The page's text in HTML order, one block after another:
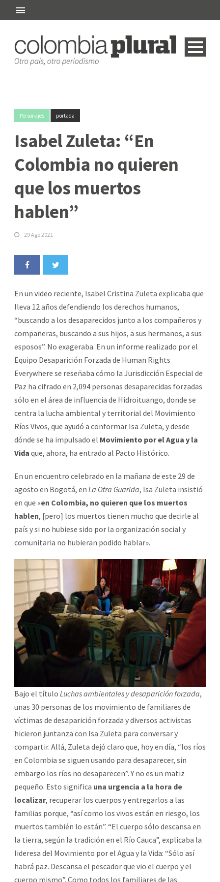
Personajes portada
Isabel Zuleta: “En
Colombia no quieren
que los muertos
hablen”
29 Ago 2021
En un video reciente, Isabel Cristina Zuleta explicaba que
lleva 12 años defendiendo los derechos humanos,
“buscando a los desaparecidos junto a los compañeros y
compañeras, buscando a sus hijos, a sus hermanos, a sus
esposos”. No exageraba. En un informe realizado por el
Equipo Desaparición Forzada de Human Rights
Everywhere se reseñaba cómo la Jurisdicción Especial de
Paz ha cifrado en 2,094 personas desaparecidas forzadas
sólo en el área de influencia de Hidroituango, donde se
centra la lucha ambiental y territorial del Movimiento
Ríos Vivos, que ayudó a conformar Isa Zuleta, y desde
dónde se ha impulsado el Movimiento por el Agua y la
Vida que, ahora, ha entrado al Pacto Histórico.
En un encuentro celebrado en la mañana de este 29 de
agosto en Bogotá, en La Otra Guarida, Isa Zuleta insistió
en que «en Colombia, no quieren que los muertos
hablen, [pero] los muertos tienen mucho que decirle al
país y si no hubiese sido por la organización social y
comunitaria no hubieran podido hablar».
Bajo el título Luchas ambientales y desaparición forzada,
unas 30 personas de los movimiento de familiares de
víctimas de desaparición forzada y diversos activistas
hicieron juntanza con Isa Zuleta para conversar y
compartir. Allá, Zuleta dejó claro que, hoy en día, “los ríos
en Colombia se siguen usando para desaparecer, sin
embargo los ríos no desaparecen”. Y no es un matiz
pequeño. Esto significa una urgencia a la hora de
localizar, recuperar los cuerpos y entregarlos a las
familias porque, “así como los vivos están en riesgo, los
muertos también lo están”. “El cuerpo sólo descansa en
la tierra, según la tradición en el Río Cauca”, explicaba la
lideresa del Movimiento por el Agua y la Vida: “Sólo así
habrá paz. Descansa el pescador que vio el cuerpo y el
cuerpo mismo”. Como todos los familiares de las